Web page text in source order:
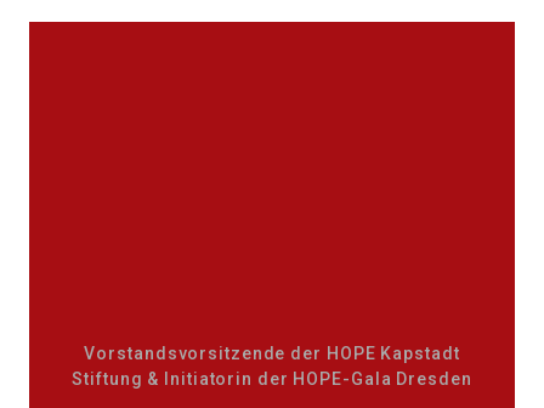
Vorstandsvorsitzende der HOPE Kapstadt
Stiftung & Initiatorin der HOPE-Gala Dresden